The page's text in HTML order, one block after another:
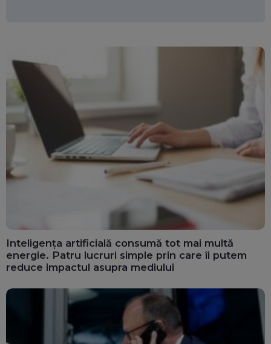
Inteligența artificială consumă tot mai multă
energie. Patru lucruri simple prin care îi putem
reduce impactul asupra mediului